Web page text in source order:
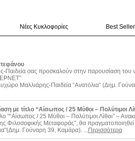
Νέες Κυκλοφορίες Best
Παιδεία σας προσκαλούν στην παρουσίαση του
Μαλλιάρης-Παιδεία “Ανατόλια” (Δημ.
με τίτλο “Αίσωπος / 25 Μύθοι – Πολύτιμοι
"“Αίσωπος / 25 Μύθοι – Πολύτιμοι Λίθοι” –
Φιλοσοφικής Μεταφοράς”, θα
Γούναρη 39, Καμάρα). ...Περισσότερα